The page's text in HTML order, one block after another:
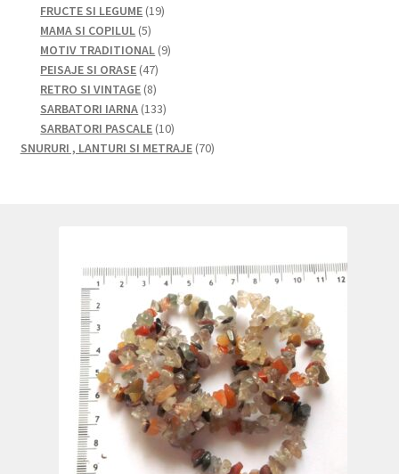
de
FRUCTE SI LEGUME 1919
MAMA SI COPILUL 55
produse
MOTIV TRADITIONAL 99
PEISAJE SI ORASE 4747
de
produse
RETRO SI VINTAGE 88
produse
SARBATORI IARNA 133133
de
produse
SARBATORI PASCALE 1010
produse
SNURURI , LANTURI SI METRAJE 7070